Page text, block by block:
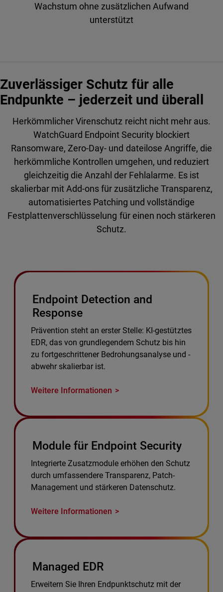
Wachstum ohne zusätzlichen Aufwand
unterstützt
Zuverlässiger Schutz für alle
Endpunkte – jederzeit und überall
Herkömmlicher Virenschutz reicht nicht mehr aus.
WatchGuard Endpoint Security blockiert
Ransomware, Zero-Day- und dateilose Angriffe, die
herkömmliche Kontrollen umgehen, und reduziert
gleichzeitig die Anzahl der Fehlalarme. Es ist
skalierbar mit Add-ons für zusätzliche Transparenz,
automatisiertes Patching und vollständige
Festplattenverschlüsselung für einen noch stärkeren
Schutz.
Endpoint Detection and
Response
Prävention steht an erster Stelle: KI-gestütztes
EDR, das von grundlegendem Schutz bis hin
zu fortgeschrittener Bedrohungsanalyse und -
abwehr skalierbar ist.
Weitere Informationen
Module für Endpoint Security
Integrierte Zusatzmodule erhöhen den Schutz
durch umfassendere Transparenz, Patch-
Management und stärkeren Datenschutz.
Weitere Informationen
Managed EDR
Erweitern Sie Ihren Endpunktschutz mit der